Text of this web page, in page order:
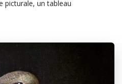
picturale, un tableau